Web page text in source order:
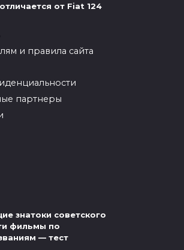
отличается от Fiat 124
и правила сайта
партнеры
знатоки советского
фильмы по
— тест